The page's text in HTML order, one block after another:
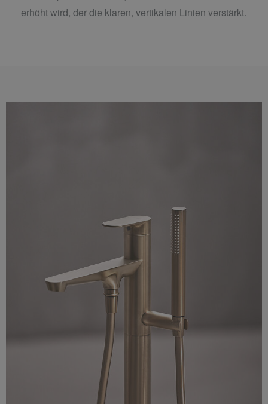
erhöht wird, der die klaren, vertikalen Linien verstärkt.